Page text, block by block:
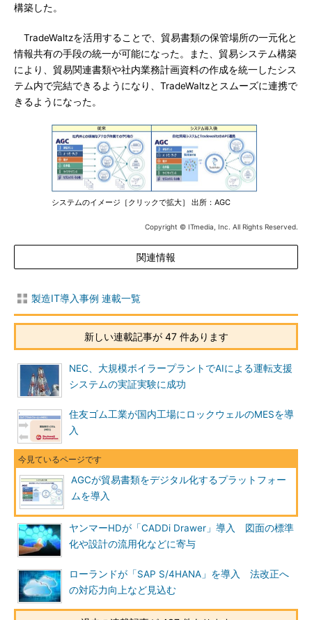
構築した。
TradeWaltzを活用することで、貿易書類の保管場所の一元化と
情報共有の手段の統一が可能になった。また、貿易システム構築
により、貿易関連書類や社内業務計画資料の作成を統一したシス
テム内で完結できるようになり、TradeWaltzとスムーズに連携で
きるようになった。
システムのイメージ［クリックで拡大］ 出所：AGC
Copyright © ITmedia, Inc. All Rights Reserved.
関連情報
製造IT導入事例 連載一覧
新しい連載記事が 47 件あります
NEC、大規模ボイラープラントでAIによる運転支援
システムの実証実験に成功
住友ゴム工業が国内工場にロックウェルのMESを導
入
AGCが貿易書類をデジタル化するプラットフォー
ムを導入
ヤンマーHDが「CADDi Drawer」導入 図面の標準
化や設計の流用化などに寄与
ローランドが「SAP S/4HANA」を導入 法改正へ
の対応力向上など見込む